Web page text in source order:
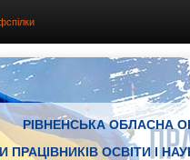
РІВНЕНСЬКА ОБЛАСНА
ПРАЦІВНИКІВ ОСВІТИ І